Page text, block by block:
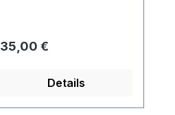
nachrüstbar!
Regulärer Preis:
35,00 €
Details